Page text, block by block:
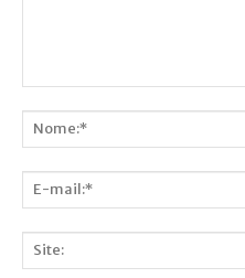
mail:*